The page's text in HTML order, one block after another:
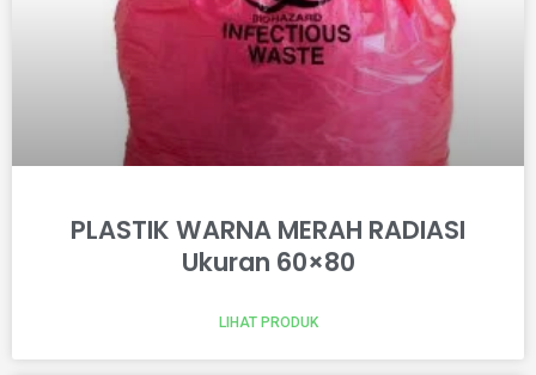
PLASTIK WARNA MERAH RADIASI
Ukuran 60×80
LIHAT PRODUK